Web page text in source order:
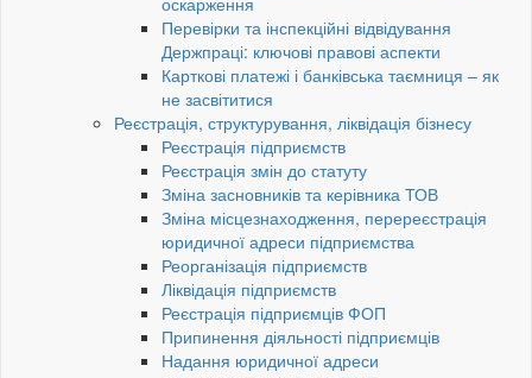
Перевірки та інспекційні відвідування
Держпраці: ключові правові аспекти
Карткові платежі і банківська таємниця – як
не засвітитися
Реєстрація, структурування, ліквідація бізнесу
Реєстрація підприємств
Реєстрація змін до статуту
Зміна засновників та керівника ТОВ
Зміна місцезнаходження, перереєстрація
юридичної адреси підприємства
Реорганізація підприємств
Ліквідація підприємств
Реєстрація підприємців ФОП
Припинення діяльності підприємців
Надання юридичної адреси